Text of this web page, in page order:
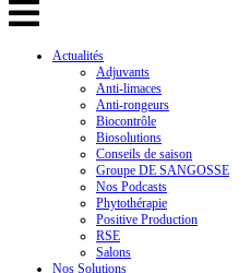
Actualités
Adjuvants
Anti-limaces
Anti-rongeurs
Biocontrôle
Biosolutions
Conseils de saison
Groupe DE SANGOSSE
Nos Podcasts
Phytothérapie
Positive Production
RSE
Salons
Nos Solutions